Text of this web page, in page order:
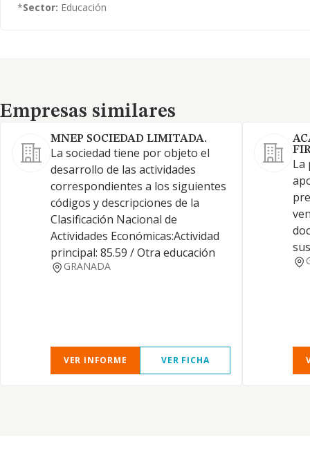
*Sector: Educación
Empresas similares
Empresas similares
MNEP SOCIEDAD LIMITADA.
La sociedad tiene por objeto el
desarrollo de las actividades
correspondientes a los siguientes
códigos y descripciones de la
Clasificación Nacional de
Actividades Económicas:Actividad
principal: 85.59 / Otra educación
GRANADA
VER INFORME VER FICHA
La